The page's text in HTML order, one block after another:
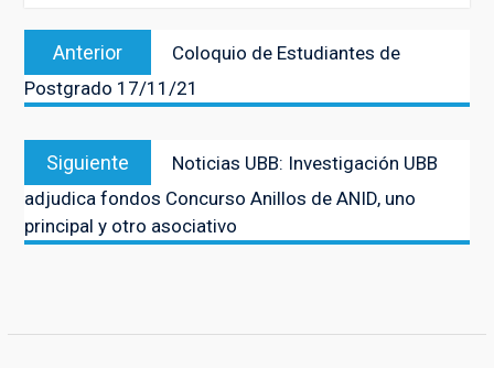
Navegación
entradas
Anterior
anterior:
Coloquio de Estudiantes de
Postgrado 17/11/21
Siguiente
siguiente:
Noticias UBB: Investigación UBB
adjudica fondos Concurso Anillos de ANID, uno
principal y otro asociativo